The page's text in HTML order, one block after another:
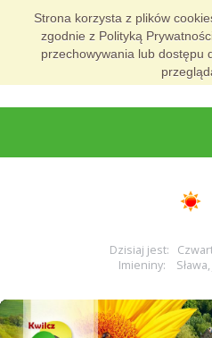
Strona korzysta z plików
zgodnie z Polityką
przechowywania lub dostępu
Dzisiaj jest:
Imieniny: Sława,